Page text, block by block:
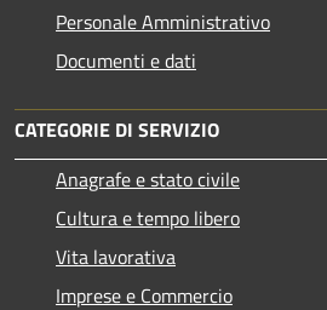
Personale Amministrativo
Documenti e dati
CATEGORIE DI SERVIZIO
Anagrafe e stato civile
Cultura e tempo libero
Vita lavorativa
Imprese e Commercio